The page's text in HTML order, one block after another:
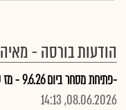
הודעות בורסה - מאיה
-פתיחת מסחר ביום 9.6.26 - מז טפ הנפ נד 73
08.06.2026, 14:13